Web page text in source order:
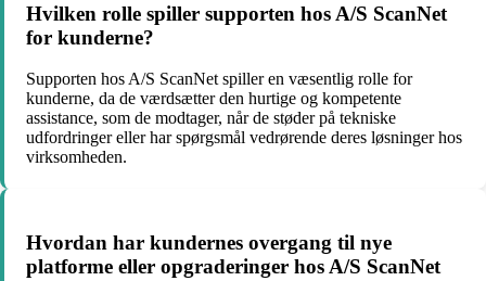
Hvilken rolle spiller supporten hos A/S ScanNet
for kunderne?
Supporten hos A/S ScanNet spiller en væsentlig rolle for
kunderne, da de værdsætter den hurtige og kompetente
assistance, som de modtager, når de støder på tekniske
udfordringer eller har spørgsmål vedrørende deres løsninger hos
virksomheden.
Hvordan har kundernes overgang til nye
platforme eller opgraderinger hos A/S ScanNet